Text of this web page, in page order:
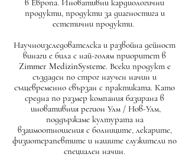
в Европа. Иновативни кардиологични
продукти, продукти за диагностига и
естетични продукти.
Научноизследователска и развойна дейност
винаги е била с най-голям приоритет в
Zimmer MedizinSysteme. Всеки продукт е
създаден по строг научен начин и
същевременно свързан с практиката. Като
средна по размер компания базирана в
иновативния регион Улм / Нов-Улм,
поддържаме културата на
взаимоотношения с болниците, лекарите,
физиотерапевтите и нашите служители по
специален начин.